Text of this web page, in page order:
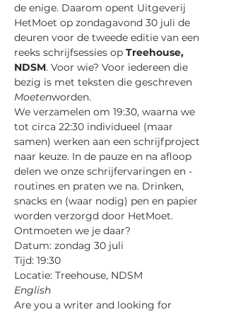
de enige. Daarom opent Uitgeverij
HetMoet op zondagavond 30 juli de
deuren voor de tweede editie van een
reeks schrijfsessies op Treehouse,
NDSM. Voor wie? Voor iedereen die
bezig is met teksten die geschreven
Moetenworden.
We verzamelen om 19:30, waarna we
tot circa 22:30 individueel (maar
samen) werken aan een schrijfproject
naar keuze. In de pauze en na afloop
delen we onze schrijfervaringen en -
routines en praten we na. Drinken,
snacks en (waar nodig) pen en papier
worden verzorgd door HetMoet.
Ontmoeten we je daar?
Datum: zondag 30 juli
Tijd: 19:30
Locatie: Treehouse, NDSM
English
Are you a writer and looking for